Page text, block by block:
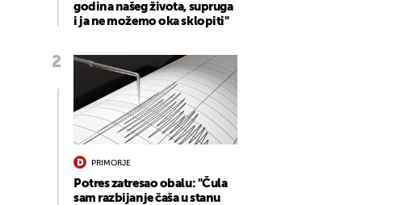
godina našeg života, supruga
i ja ne možemo oka sklopiti"
PRIMORJE
Potres zatresao obalu: "Čula
sam razbijanje čaša u stanu